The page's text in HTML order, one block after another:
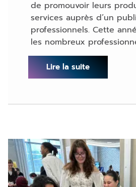
de promouvoir leurs
services auprès d’un
professionnels. Cette
les nombreux
Lire la suite